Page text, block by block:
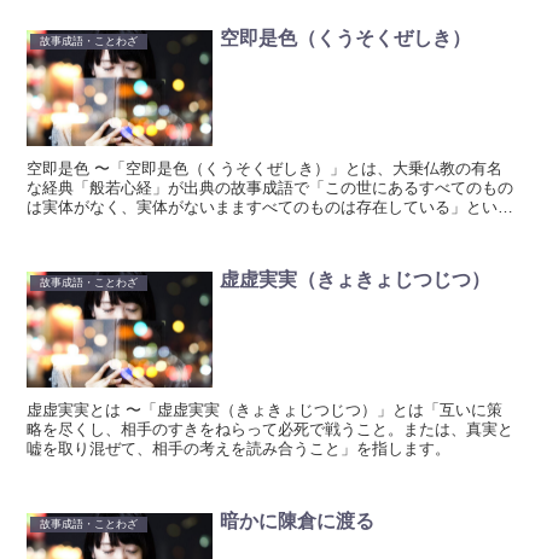
故事成語・ことわざ 空即是色（くうそくぜしき）
空即是色 〜「空即是色（くうそくぜしき）」とは、大乗仏教の有名
な経典「般若心経」が出典の故事成語で「この世にあるすべてのもの
は実体がなく、実体がないまますべてのものは存在している」という
故事成語・ことわざ 虚虚実実（きょきょじつじつ）
虚虚実実とは 〜「虚虚実実（きょきょじつじつ）」とは「互いに策
略を尽くし、相手のすきをねらって必死で戦うこと。または、真実と
嘘を取り混ぜて、相手の考えを読み合うこと」を指します。
故事成語・ことわざ 暗かに陳倉に渡る